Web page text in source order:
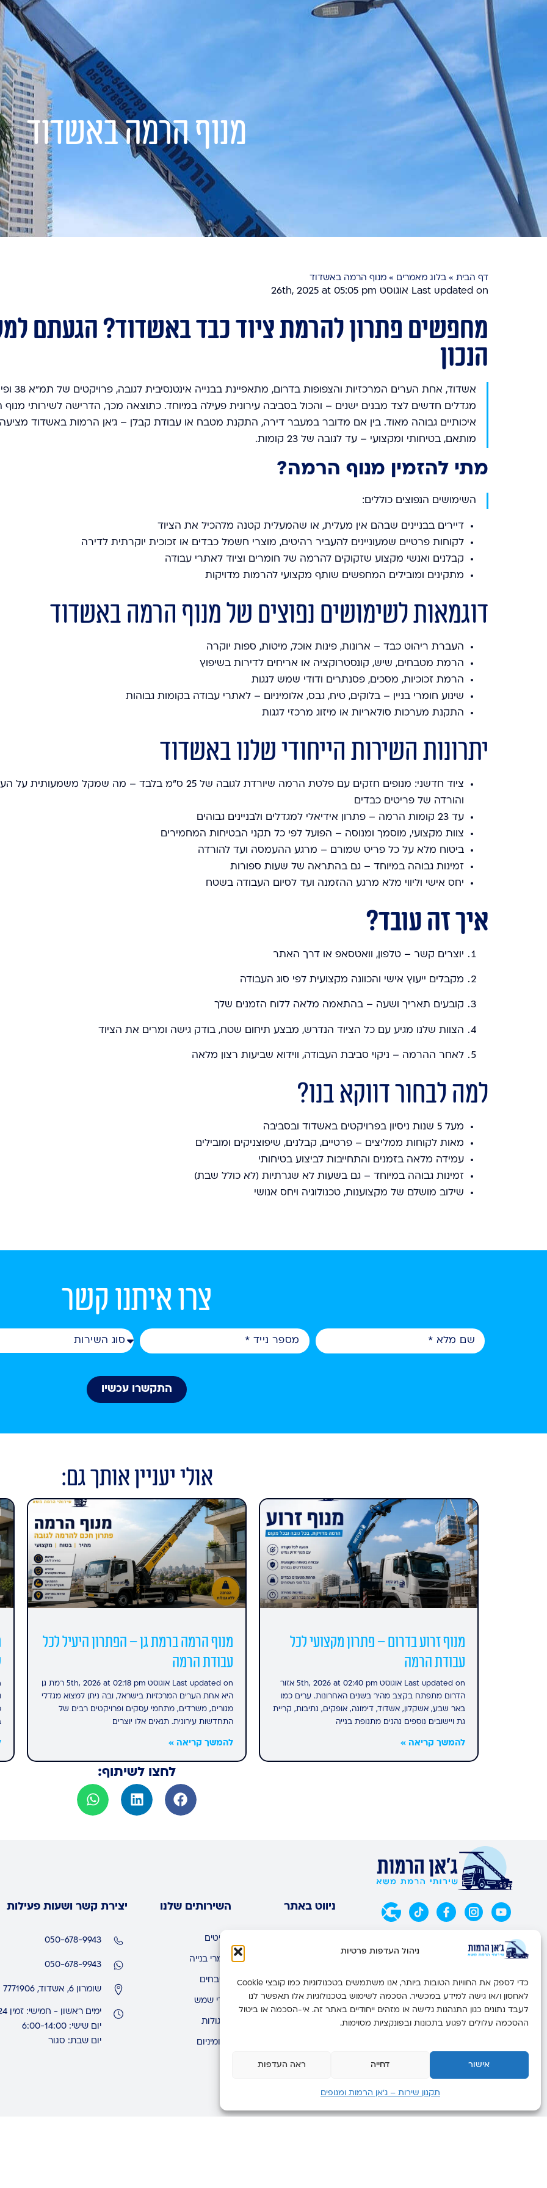
ניהול העדפות פרטיות
כדי לספק את החוויות הטובות ביותר, אנו משתמשים בטכנולוגיות כמו קובצי Cookie
לאחסון ו/או גישה למידע במכשיר. הסכמה לשימוש בטכנולוגיות אלו תאפשר לנו
לעבד נתונים כגון התנהגות גלישה או מזהים ייחודיים באתר זה. אי-הסכמה או ביטול
ההסכמה עלולים לפגוע בתכונות ובפונקציות מסוימות.
אישור דחייה ראה העדפות
תקנון שירות – ג’אן הרמות ומנופים
בלוג צור
מנוף הרמה באשדוד
דף הבית »בלוג מאמרים »מנוף הרמה באשדוד
Last updated on אוגוסט 26th, 2025 at 05:05 pm
מחפשים פתרון להרמת ציוד כבד באשדוד? הגעתם
הנכון
אשדוד, אחת הערים
מגדלים חדשים לצד מבנים ישנים – והכול בסביבה עירונית פעילה במיוחד. כתוצאה מכך, הדרישה לשירותי
איכותיים גבוהה מאוד. בין אם מדובר במעבר דירה, התקנת מטבח או עבודת קבלן – ג’אן הרמות באשדוד מציעה
מותאם, בטיחותי ומקצועי – עד לגובה של 23 קומות.
מתי להזמין מנוף הרמה?
השימושים הנפוצים כוללים:
דיירים בבניינים שבהם אין מעלית, או שהמעלית קטנה מלהכיל את הציוד
לקוחות פרטיים שמעוניינים להעביר רהיטים, מוצרי חשמל כבדים או זכוכית יוקרתית לדירה
קבלנים ואנשי מקצוע שזקוקים להרמה של חומרים וציוד לאתרי עבודה
מתקינים ומובילים המחפשים שותף מקצועי להרמות מדויקות
דוגמאות לשימושים נפוצים של מנוף הרמה באשדוד
העברת ריהוט כבד – ארונות, פינות אוכל, מיטות, ספות יוקרה
הרמת מטבחים, שיש, קונסטרוקציה או אריחים לדירות בשיפוץ
הרמת זכוכיות, מסכים, פסנתרים ודודי שמש לגגות
שינוע חומרי בניין – בלוקים, טיח, גבס, אלומיניום – לאתרי עבודה בקומות גבוהות
התקנת מערכות סולאריות או מיזוג מרכזי לגגות
יתרונות השירות הייחודי שלנו באשדוד
ציוד חדשני: מנופים חזקים עם פלטת הרמה שיורדת לגובה של 25 ס״מ בלבד – מה שמקל
והורדה של פריטים כבדים
עד 23 קומות הרמה – פתרון אידיאלי למגדלים ולבניינים גבוהים
צוות מקצועי, מוסמך ומנוסה – הפועל לפי כל תקני הבטיחות המחמירים
ביטוח מלא על כל פריט שמורם – מרגע ההעמסה ועד להורדה
זמינות גבוהה במיוחד – גם בהתראה של שעות ספורות
יחס אישי וליווי מלא מרגע ההזמנה ועד לסיום העבודה בשטח
איך זה עובד?
יוצרים קשר – טלפון, וואטסאפ או דרך האתר
מקבלים ייעוץ אישי והכוונה מקצועית לפי סוג העבודה
קובעים תאריך ושעה – בהתאמה מלאה ללוח הזמנים שלך
הצוות שלנו מגיע עם כל הציוד הנדרש, מבצע תיחום שטח, בודק גישה ומרים את הציוד
לאחר ההרמה – ניקוי סביבת העבודה, ווידוא שביעות רצון מלאה
למה לבחור דווקא בנו?
מעל 5 שנות ניסיון בפרויקטים באשדוד ובסביבה
מאות לקוחות ממליצים – פרטיים, קבלנים, שיפוצניקים ומובילים
עמידה מלאה בזמנים והתחייבות לביצוע בטיחותי
זמינות גבוהה במיוחד – גם בשעות לא שגרתיות (לא כולל שבת)
שילוב מושלם של מקצוענות, טכנולוגיה ויחס אנושי
צרו איתנו קשר
התקשרו עכשיו
אולי יעניין אותך גם:
מנוף זרוע בדרום – פתרון מקצועי לכל
עבודת הרמה
Last updated on אוגוסט 5th, 2026 at 02:40 pm אזור
הדרום מתפתח בקצב מהיר בשנים האחרונות. ערים כמו
באר שבע, אשקלון, אשדוד, דימונה, אופקים, נתיבות, קריית
גת ויישובים נוספים נהנים מתנופת בנייה
להמשך קריאה »
מנוף הרמה ברמת גן – הפתרון היעיל לכל
עבודת הרמה
Last updated on אוגוסט 5th, 2026 at 02:18 pm רמת גן
היא אחת הערים המרכזיות בישראל, ובה ניתן למצוא מגדלי
מגורים, משרדים, מתחמי עסקים ופרויקטים רבים של
התחדשות עירונית. תנאים אלו יוצרים
להמשך קריאה »
לחצו לשיתוף:
ניווט באתר
גלרית תמונות
בלוג
השירותים שלנו
רהיטים
חומרי בנייה
מטבחים
דודי שמש
פרגולות
אלומיניום
יצירת קשר ושעות פעילות
050-678-9943
050-678-9943
שומרון 6, אשדוד, 7771906
ימים ראשון - חמישי: זמין 24 שעות
יום שישי: 6:00-14:00
יום שבת: סגור